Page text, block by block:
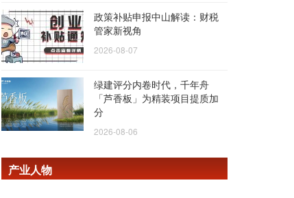
政策补贴申报中山解读：财税
管家新视角
2026-08-07
绿建评分内卷时代，千年舟
「芦香板」为精装项目提质加
分
2026-08-06
产业人物